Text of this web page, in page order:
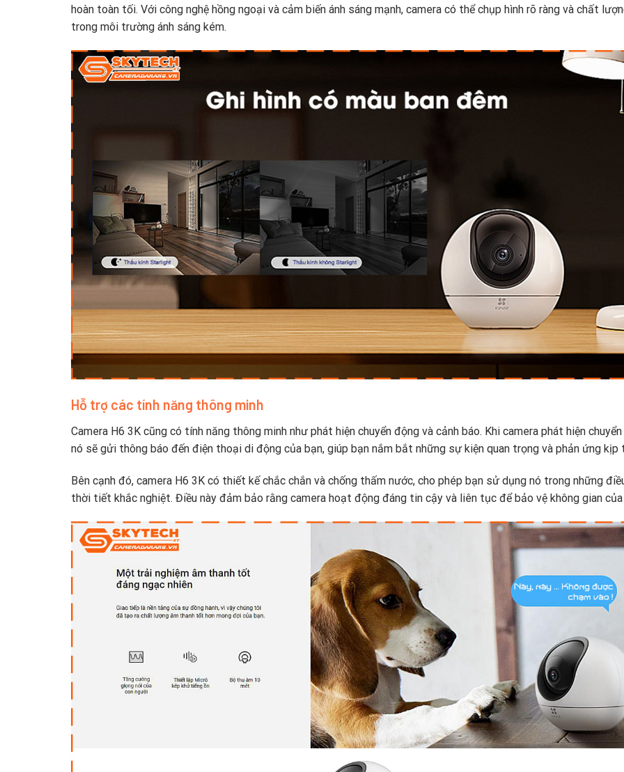
hoàn toàn tối. Với công nghệ hồng ngoại và cảm biến ánh sáng mạnh, camera có thể chụp hình rõ ràng và chất
trong môi trường ánh sáng kém.
Hỗ trợ các tính năng thông minh
Camera H6 3K cũng có tính năng thông minh như phát hiện chuyển động và cảnh báo. Khi camera phát hiện
nó sẽ gửi thông báo đến điện thoại di động của bạn, giúp bạn nắm bắt những sự kiện quan trọng và phản ứng kịp
Bên cạnh đó, camera H6 3K có thiết kế chắc chắn và chống thấm nước, cho phép bạn sử dụng nó trong những
thời tiết khắc nghiệt. Điều này đảm bảo rằng camera hoạt động đáng tin cậy và liên tục để bảo vệ không gian của